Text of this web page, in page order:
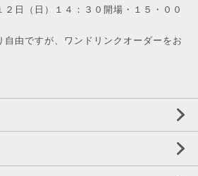
２日（日）１４：３０開場・１５・００
自由ですが、ワンドリンクオーダーをお